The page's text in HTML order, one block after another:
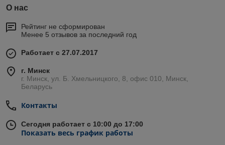
О нас
Рейтинг не сформирован
Менее 5 отзывов за последний год
Работает с 27.07.2017
г. Минск
г. Минск, ул. Б. Хмельницкого, 8, офис 010, Минск,
Беларусь
Контакты
Сегодня работает с 10:00 до 17:00
Показать весь график работы